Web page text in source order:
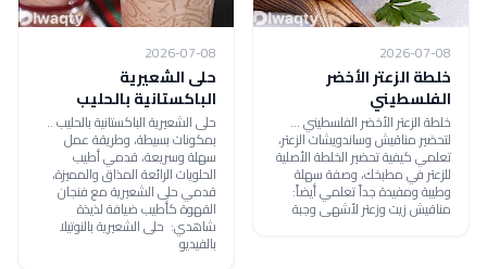
2026-07-08
خلطة الزعتر الأخضر
الفلسطيني
خلطة الزعتر الأخضر الفلسطيني ...
لتحضير مناقيش وساندويشات الزعتر،
تعلمي كيفية تحضير الخلطة الأصلية
للزعتر في مطبخك، وصفة سهلة
وطيبة ومفيدة جداً تعلمي أيضاً:
مناقيش زيت وزعتر لأشهى وجبة
2026-07-08
حلى الشعيرية
الباكستانية بالحليب
حلى الشعيرية الباكستانية بالحليب ..
بمكونات بسيطة، وطريقة عمل
سهلة وسريعة، قدمي أطيب
الحلويات الرائعة المذاق والمميزة،
قدمي حلى الشعيرية مع فنجان
القهوة كأطيب ضيافة لذيذة
شاهدي: حلى الشعيرية بالنوتيلا
بالفيديو